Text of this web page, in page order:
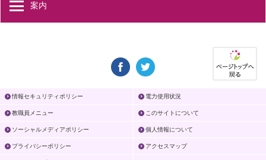
案内
情報セキュリティポリシー 電力使用状況
教職員メニュー このサイトについて
ソーシャルメディアポリシー 個人情報について
プライバシーポリシー アクセスマップ